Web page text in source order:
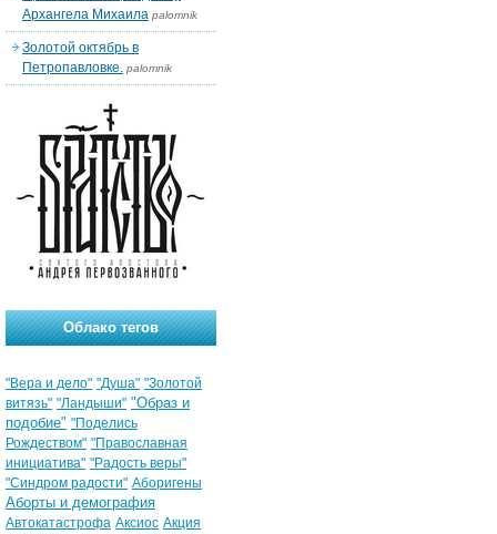
Архангела Михаила palomnik
Золотой октябрь в
Петропавловке. palomnik
Облако тегов
"Вера и дело" "Душа" "Золотой
витязь" "Ландыши" "Образ и
подобие" "Поделись
Рождеством" "Православная
инициатива" "Радость веры"
"Синдром радости" Аборигены
Аборты и демография
Автокатастрофа Аксиос Акция